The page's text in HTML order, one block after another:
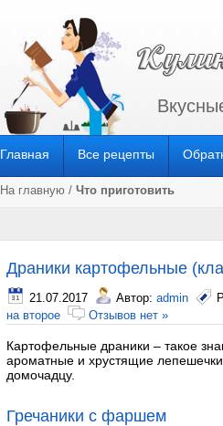
Главная Все рецепты
На главную / Что приготовить
Драники картофельные
21.07.2017 Автор: admin
на второе
Отзывов нет »
Картофельные драники – такое
ароматные и хрустящие
домочадцу.
Гречаники с фаршем